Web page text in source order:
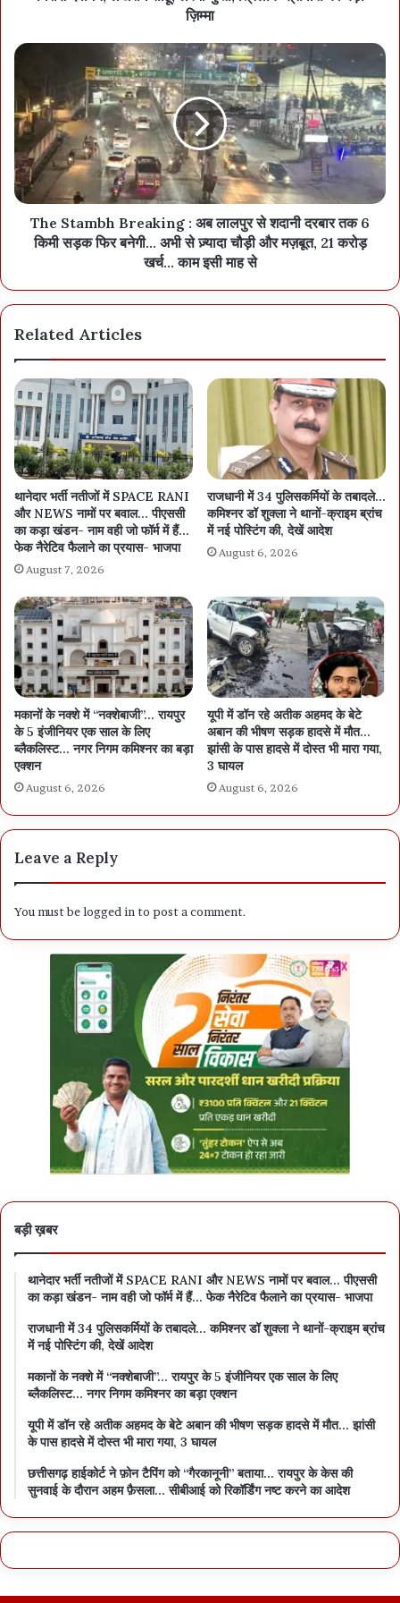
दुर्ग-भिलाई की ओर से आने वाले दर्शक टाटीबंध से रिंग रोड 01 होकर
पचपेढ़ीनाका, तेलीबांधा थाना तिराहा नेशनल हाइवे क्र-53 होकर सेरीखेड़ी
ओव्हरब्रीज से नया रायपुर मार्ग होकर स्टेडियम तिराहा से सांई अस्पताल रोड होकर
सत्यसांई अस्पताल पार्किंग व सेंध तालाब पार्किग में अपना वाहन पार्क कर स्टेडियम
पैदल पहुंचेगे।
महासमुंद-सरायपाली की ओर से आने वाले दर्शकों के लिए आरंग से सीधे स्टेडियम
टर्निग होकर स्टेडियम के पूर्व दिशा स्थित परसदा पार्किंग एवं कोसा पार्किंग में अपना
वाहन पार्क कर पैदल स्टेडियम पहुचेंगे।
ब्रिज होकर नया रायपुर प्रवेश मार्ग से स्टेडियम टर्निंग, डॉ खूबचंद बघेल चौक,
कयाबांधा चौक (सेक्टर 15/21) कोटराभांठा चौक (सेक्टर-17/20) से ग्राम
ज़िम्मा
The Stambh Breaking : अब लालपुर से शदानी दरबार तक 6
किमी सड़क फिर बनेगी… अभी से ज़्यादा चौड़ी और मज़बूत, 21 करोड़
खर्च… काम इसी माह से
Related Articles
थानेदार भर्ती नतीजों में SPACE RANI
और NEWS नामों पर बवाल… पीएससी
का कड़ा खंडन- नाम वही जो फॉर्म में हैं…
फेक नैरेटिव फैलाने का प्रयास- भाजपा
August 7, 2026
राजधानी में 34 पुलिसकर्मियों के तबादले…
कमिश्नर डॉ शुक्ला ने थानों-क्राइम ब्रांच
में नई पोस्टिंग की, देखें आदेश
August 6, 2026
मकानों के नक्शे में “नक्शेबाजी”… रायपुर
के 5 इंजीनियर एक साल के लिए
ब्लैकलिस्ट… नगर निगम कमिश्नर का बड़ा
एक्शन
August 6, 2026
यूपी में डॉन रहे अतीक अहमद के बेटे
अबान की भीषण सड़क हादसे में मौत…
झांसी के पास हादसे में दोस्त भी मारा गया,
3 घायल
August 6, 2026
Leave a Reply
You must belogged in to post a comment.
बड़ी ख़बर
थानेदार भर्ती नतीजों में SPACE RANI और NEWS नामों पर बवाल… पीएससी
का कड़ा खंडन- नाम वही जो फॉर्म में हैं… फेक नैरेटिव फैलाने का प्रयास- भाजपा
राजधानी में 34 पुलिसकर्मियों के तबादले… कमिश्नर डॉ शुक्ला ने थानों-क्राइम ब्रांच
में नई पोस्टिंग की, देखें आदेश
मकानों के नक्शे में “नक्शेबाजी”… रायपुर के 5 इंजीनियर एक साल के लिए
ब्लैकलिस्ट… नगर निगम कमिश्नर का बड़ा एक्शन
यूपी में डॉन रहे अतीक अहमद के बेटे अबान की भीषण सड़क हादसे में मौत… झांसी
के पास हादसे में दोस्त भी मारा गया, 3 घायल
छत्तीसगढ़ हाईकोर्ट ने फ़ोन टैपिंग को “गैरकानूनी” बताया… रायपुर के केस की
सुनवाई के दौरान अहम फ़ैसला… सीबीआई को रिकॉर्डिंग नष्ट करने का आदेश